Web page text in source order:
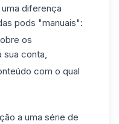
diferença
pods "manuais":
os
sua conta,
com o qual
a uma série de